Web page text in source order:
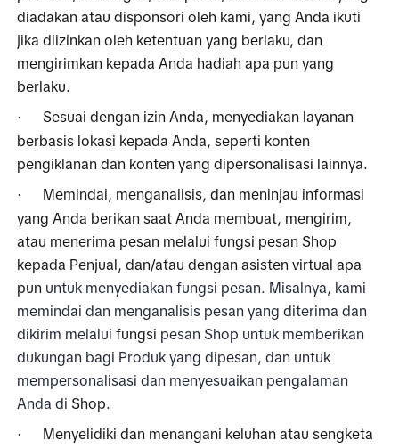
diadakan atau disponsori oleh kami, yang Anda ikuti
jika diizinkan oleh ketentuan yang berlaku, dan
mengirimkan kepada Anda hadiah apa pun yang
berlaku.
·
Sesuai dengan izin Anda, menyediakan layanan
berbasis lokasi kepada Anda, seperti konten
pengiklanan dan konten yang dipersonalisasi lainnya.
·
Memindai, menganalisis, dan meninjau informasi
yang Anda berikan saat Anda membuat, mengirim,
atau menerima pesan melalui fungsi pesan Shop
kepada Penjual, dan/atau dengan asisten virtual apa
pun untuk menyediakan fungsi pesan. Misalnya, kami
memindai dan menganalisis pesan yang diterima dan
dikirim melalui fungsi pesan Shop untuk memberikan
dukungan bagi Produk yang dipesan, dan untuk
mempersonalisasi dan menyesuaikan pengalaman
Anda di Shop.
·
Menyelidiki dan menangani keluhan atau sengketa